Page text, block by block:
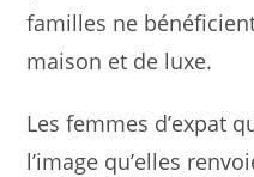
familles ne
maison et de luxe.
Les femmes d’expat
l’image qu’elles